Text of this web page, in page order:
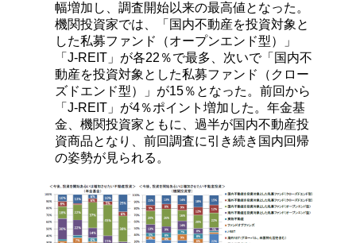
幅増加し、調査開始以来の最高値となった。
機関投資家では、「国内不動産を投資対象と
した私募ファンド（オープンエンド型）」
「J-REIT」が各22％で最多、次いで「国内不
動産を投資対象とした私募ファンド（クロー
ズドエンド型）」が15％となった。前回から
「J-REIT」が4％ポイント増加した。年金基
金、機関投資家ともに、過半が国内不動産投
資商品となり、前回調査に引き続き国内回帰
の姿勢が見られる。